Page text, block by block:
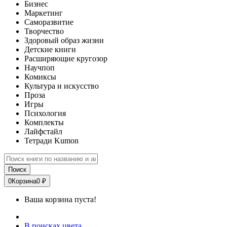
Бизнес
Маркетинг
Саморазвитие
Творчество
Здоровый образ жизни
Детские книги
Расширяющие кругозор
Научпоп
Комиксы
Культура и искусство
Проза
Игры
Психология
Комплекты
Лайфстайл
Тетради Kumon
Поиск
0Корзина0 ₽
Ваша корзина пуста!